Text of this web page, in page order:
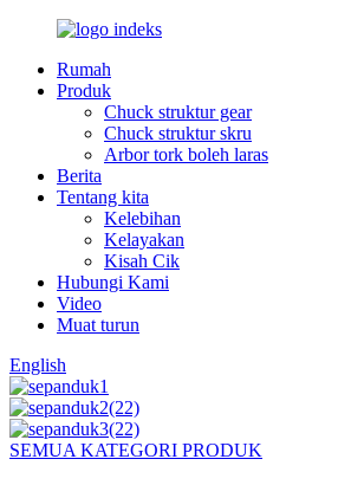
Rumah
Produk
Chuck struktur gear
Chuck struktur skru
Arbor tork boleh laras
Berita
Tentang kita
Kelebihan
Kelayakan
Kisah Cik
Hubungi Kami
Video
Muat turun
English
SEMUA KATEGORI PRODUK